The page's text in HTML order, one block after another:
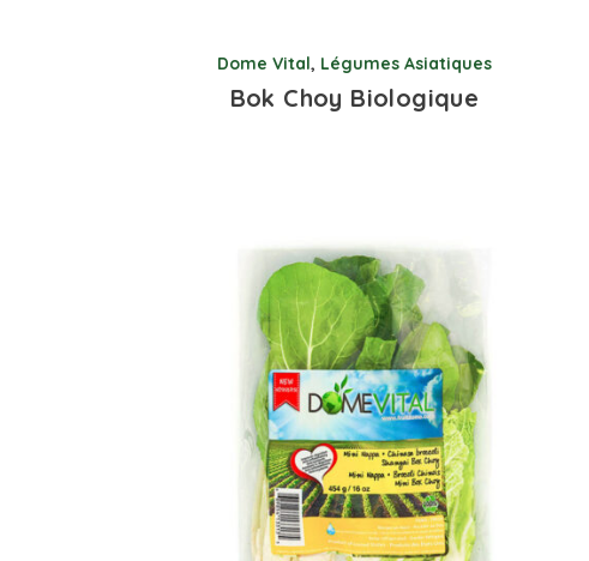
Dome Vital, Légumes Asiatiques
Bok Choy Biologique